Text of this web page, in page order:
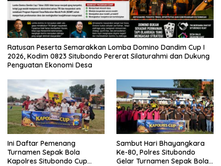
Ratusan Peserta Semarakkan Lomba Domino Dandim Cup I
2026, Kodim 0823 Situbondo Pererat Silaturahmi dan Dukung
Penguatan Ekonomi Desa
Ini Daftar Pemenang
Turnamen Sepak Bola
Kapolres Situbondo Cup
Sambut Hari Bhayangkara
Ke-80, Polres Situbondo
Gelar Turnamen Sepak Bola